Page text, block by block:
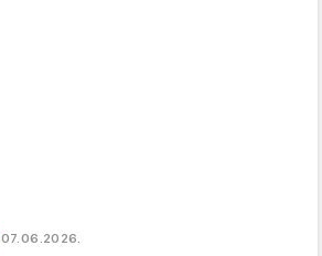
07.06.2026.